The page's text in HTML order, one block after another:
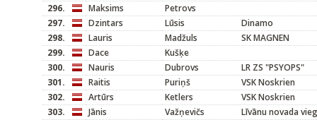
296.
Maksims
Petrovs
297.
Dzintars Lūsis
Dinamo
298.
Lauris Madžuls
SK MAGNEN
299.
Dace
Kušķe
300.
Nauris Dubrovs
LR ZS "PSYOPS"
301.
Raitis Puriņš
VSK Noskrien
302.
Artūrs Ketlers
VSK Noskrien
303.
Jānis Važņevičs
Līvānu novada